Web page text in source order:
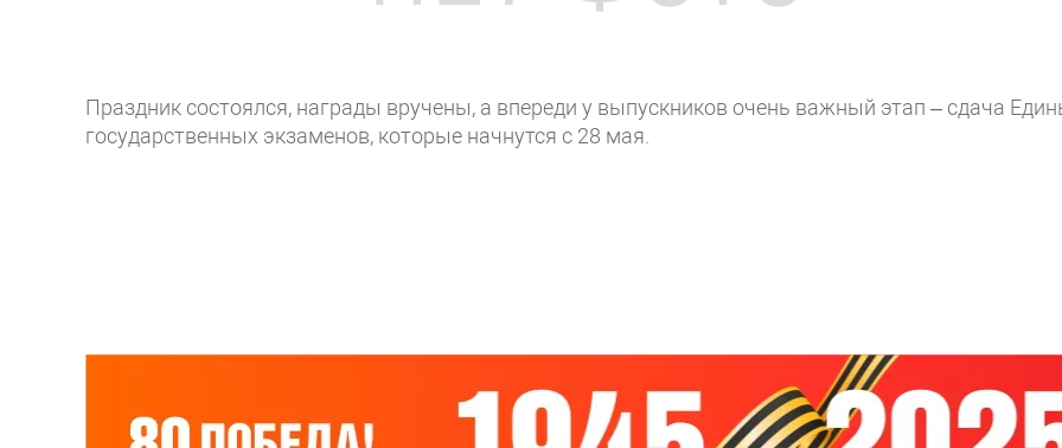
Праздник состоялся, награды вручены, а впереди у выпускников очень важный этап – сдача
государственных экзаменов, которые начнутся с 28 мая.